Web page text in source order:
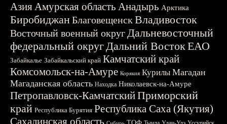
АзияАмурская область Анадырь Арктика
БиробиджанБлаговещенскВладивосток
Восточный военный округДальневосточный
федеральный округДальний ВостокЕАО
Забайкалье Забайкальский край Камчатский край
Комсомольск-на-Амуре Корякия Курилы Магадан
Магаданская область Находка Николаевск-на-Амуре
Петропавловск-КамчатскийПриморский
край Республика Бурятия Республика Саха (Якутия)
Сахалинская область